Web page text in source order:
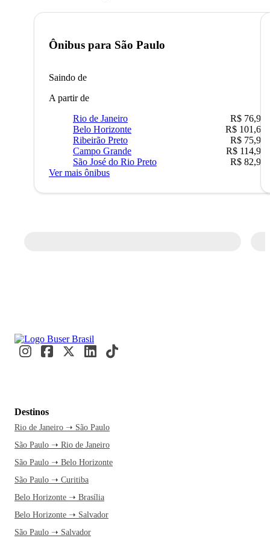
Ônibus para São Paulo
Saindo de
A partir de
Rio de Janeiro
R$ 76,90
Belo Horizonte
R$ 101,67
Ribeirão Preto
R$ 75,90
Campo Grande
R$ 114,90
São José do Rio Preto
R$ 82,90
Ver mais ônibus
Destinos
Rio de Janeiro ➝ São Paulo
São Paulo ➝ Rio de Janeiro
São Paulo ➝ Belo Horizonte
São Paulo ➝ Curitiba
Belo Horizonte ➝ Brasília
Belo Horizonte ➝ Salvador
São Paulo ➝ Salvador